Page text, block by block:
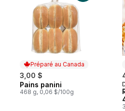
Préparé au Canada
3,00 $
Préparé au Canada
Pains panini
468 g, 0,06 $/100g